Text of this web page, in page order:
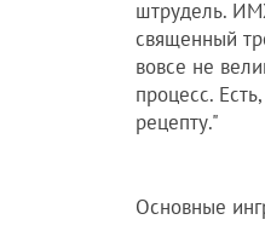
штрудель.
священный
вовсе не
процесс.
рецепту."
Основные